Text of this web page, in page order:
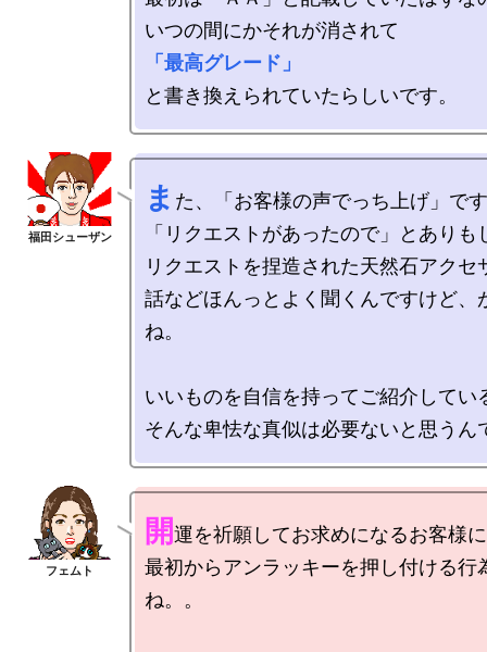
「最高グレード」
ま た、「お客様の声でっち上げ」で
「リクエストがあったので」とありも
リクエストを捏造された天然石アクセ
話などほんっとよく聞くんですけど、
ね。
いいものを自信を持ってご紹介してい
開運を祈願してお求めになるお客様
最初からアンラッキーを押し付ける行
ね。。